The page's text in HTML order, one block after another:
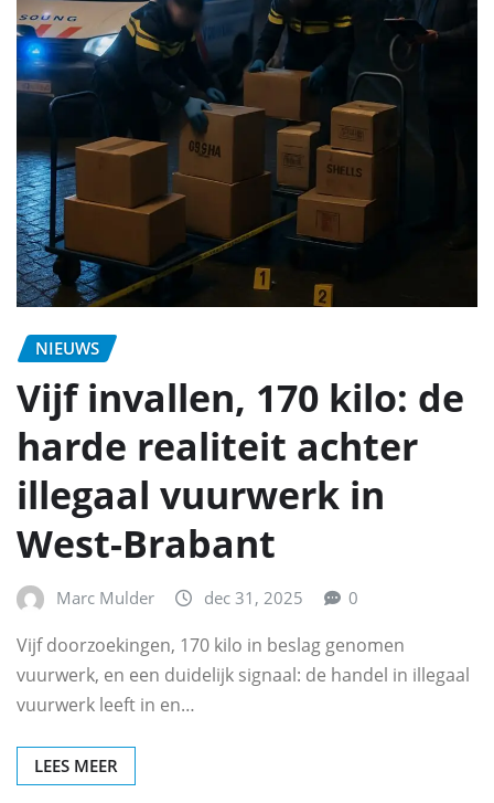
NIEUWS
Vijf invallen, 170 kilo: de
harde realiteit achter
illegaal vuurwerk in
West-Brabant
Marc Mulder dec 31, 2025 0
Vijf doorzoekingen, 170 kilo in beslag genomen
vuurwerk, en een duidelijk signaal: de handel in illegaal
vuurwerk leeft in en…
LEES MEER